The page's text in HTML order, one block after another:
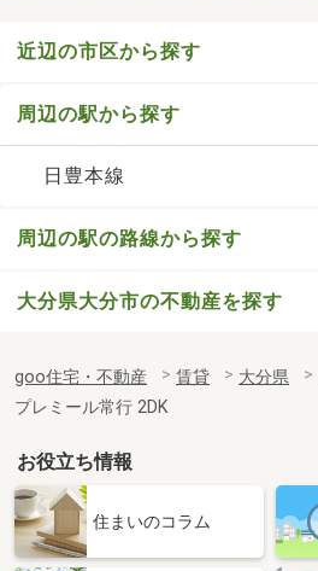
近辺の市区から探す
周辺の駅から探す
日豊本線
周辺の駅の路線から探す
大分県大分市の不動産を探す
goo住宅・不動産 賃貸 大分県
プレミール常行 2DK
お役立ち情報
住まいのコラム